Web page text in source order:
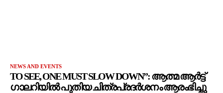
NEWS AND EVENTS
TO SEE, ONE MUST SLOW DOWN”: ആത്മ ആർട്ട്
ഗാലറിയിൽ പുതിയ ചിത്രപ്രദർശനം ആരംഭിച്ചു